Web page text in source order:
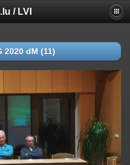
/ LVI
2020 dM (11)